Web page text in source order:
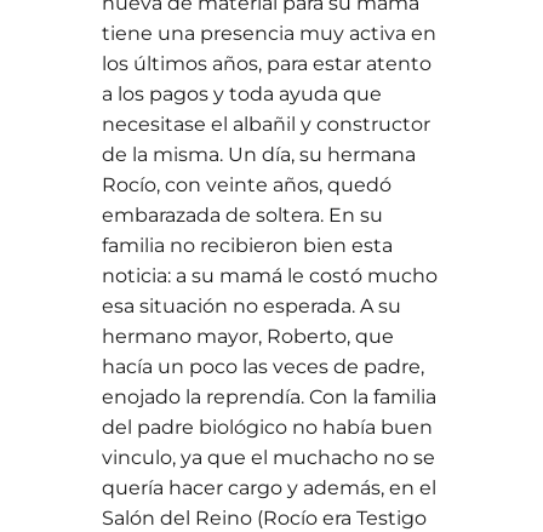
tiene una presencia muy activa en
los últimos años, para estar atento
a los pagos y toda ayuda que
necesitase el albañil y constructor
de la misma. Un día, su hermana
Rocío, con veinte años, quedó
embarazada de soltera. En su
familia no recibieron bien esta
noticia: a su mamá le costó mucho
esa situación no esperada. A su
hermano mayor, Roberto, que
hacía un poco las veces de padre,
enojado la reprendía. Con la familia
del padre biológico no había buen
vinculo, ya que el muchacho no se
quería hacer cargo y además, en el
Salón del Reino (Rocío era Testigo